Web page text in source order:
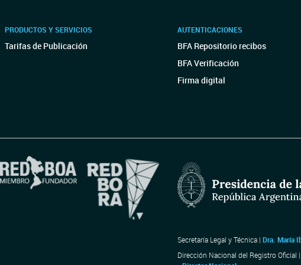
PRODUCTOS Y SERVICIOS
Tarifas de Publicación
AUTENTICACIONES
BFA Repositorio recibos
BFA Verificación
Firma digital
Secretaría Legal y Técnica | Dra. María
Dirección Nacional del Registro Oficial